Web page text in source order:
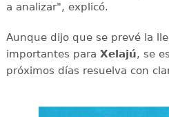
a analizar", explicó.
Aunque dijo que se prevé la
importantes para Xelajú, se
próximos días resuelva con